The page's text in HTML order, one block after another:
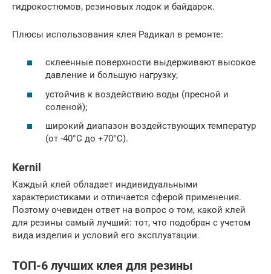
гидрокостюмов, резиновых лодок и байдарок.
Плюсы использования клея Радикал в ремонте:
склеенные поверхности выдерживают высокое
давление и большую нагрузку;
устойчив к воздействию воды (пресной и
соленой);
широкий диапазон воздействующих температур
(от -40°C до +70°C).
Kernil
Каждый клей обладает индивидуальными
характеристиками и отличается сферой применения.
Поэтому очевиден ответ на вопрос о том, какой клей
для резины самый лучший: тот, что подобран с учетом
вида изделия и условий его эксплуатации.
ТОП-6 лучших клея для резины